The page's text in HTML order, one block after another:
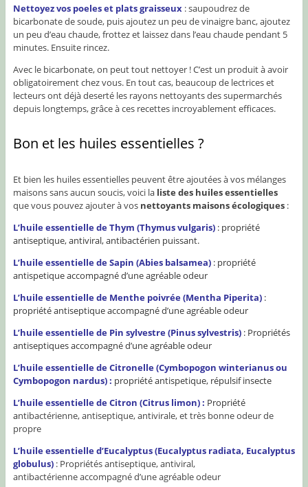
Nettoyez vos poeles et plats graisseux : saupoudrez de
bicarbonate de soude, puis ajoutez un peu de vinaigre banc, ajoutez
un peu d’eau chaude, frottez et laissez dans l’eau chaude pendant 5
minutes. Ensuite rincez.
Avec le bicarbonate, on peut tout nettoyer ! C’est un produit à avoir
obligatoirement chez vous. En tout cas, beaucoup de lectrices et
lecteurs ont déjà deserté les rayons nettoyants des supermarchés
depuis longtemps, grâce à ces recettes incroyablement efficaces.
Bon et les huiles essentielles ?
Et bien les huiles essentielles peuvent être ajoutées à vos mélanges
maisons sans aucun soucis, voici la liste des huiles essentielles
que vous pouvez ajouter à vosnettoyants maisons écologiques:
L’huile essentielle de Thym (Thymus vulgaris) : propriété
antiseptique, antiviral, antibactérien puissant.
L’huile essentielle de Sapin (Abies balsamea): propriété
antispetique accompagné d’une agréable odeur
L’huile essentielle de Menthe poivrée (Mentha Piperita) :
propriété antiseptique accompagné d’une agréable odeur
L’huile essentielle de Pin sylvestre (Pinus sylvestris) : Propriétés
antiseptiques accompagné d’une agréable odeur
L’huile essentielle de Citronelle (Cymbopogon winterianus ou
Cymbopogon nardus) : propriété antispetique, répulsif insecte
L’huile essentielle de Citron (Citrus limon) : Propriété
antibactérienne, antiseptique, antivirale, et très bonne odeur de
propre
L’huile essentielle d’Eucalyptus (Eucalyptus radiata, Eucalyptus
globulus): Propriétés antiseptique, antiviral,
antibactérienne accompagné d’une agréable odeur